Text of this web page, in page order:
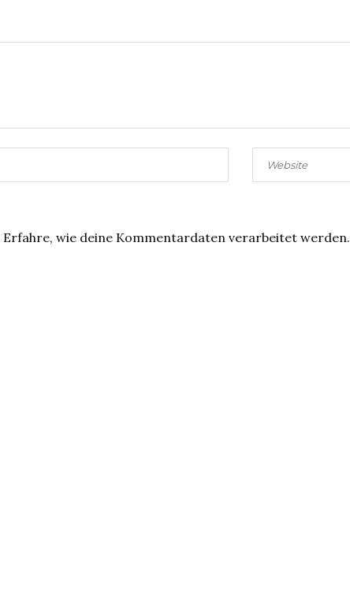
Erfahre, wie deine Kommentardaten verarbeitet werden.